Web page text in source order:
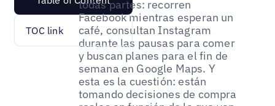
TOC link
todas partes: recorren
Facebook mientras esperan un
café, consultan Instagram
durante las pausas para comer
y buscan planes para el fin de
semana en Google Maps. Y
esta es la cuestión: están
tomando decisiones de compra